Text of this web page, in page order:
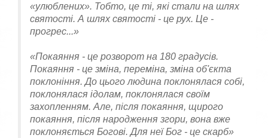
«улюблених». Тобто, це ті, які стали на шлях
святості. А шлях святості - це рух. Це -
прогрес...»
«Покаяння - це розворот на 180 градусів.
Покаяння - це зміна, переміна, зміна об'єкта
поклоніння. До цього людина поклонялася собі,
поклонялася ідолам, поклонялася своїм
захопленням. Але, після покаяння, щирого
покаяння, після народження згори, вона вже
поклоняється Богові. Для неї Бог - це скарб»